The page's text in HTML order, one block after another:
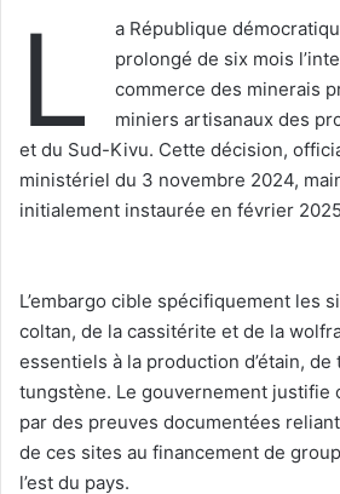
L
a République
prolongé de six mois
commerce des minerais
miniers artisanaux des
et du Sud-Kivu. Cette décision,
ministériel du 3 novembre 2024,
initialement instaurée en février
‎L’embargo cible spécifiquement les
coltan, de la cassitérite et de la
essentiels à la production d’étain, de
tungstène. Le gouvernement justifie
par des preuves documentées
de ces sites au financement de
l’est du pays.